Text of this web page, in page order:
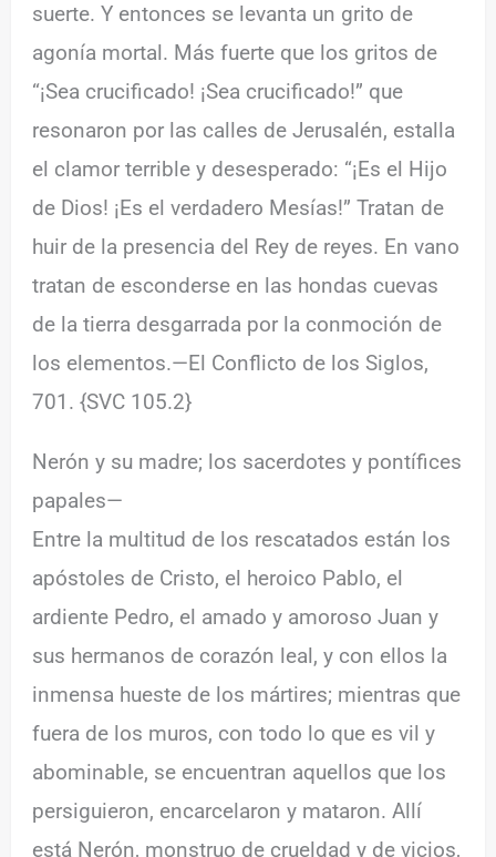
suerte. Y entonces se levanta un grito de
agonía mortal. Más fuerte que los gritos de
“¡Sea crucificado! ¡Sea crucificado!” que
resonaron por las calles de Jerusalén, estalla
el clamor terrible y desesperado: “¡Es el Hijo
de Dios! ¡Es el verdadero Mesías!” Tratan de
huir de la presencia del Rey de reyes. En vano
tratan de esconderse en las hondas cuevas
de la tierra desgarrada por la conmoción de
los elementos.—El Conflicto de los Siglos,
701. {SVC 105.2}
Nerón y su madre; los sacerdotes y pontífices
papales—
Entre la multitud de los rescatados están los
apóstoles de Cristo, el heroico Pablo, el
ardiente Pedro, el amado y amoroso Juan y
sus hermanos de corazón leal, y con ellos la
inmensa hueste de los mártires; mientras que
fuera de los muros, con todo lo que es vil y
abominable, se encuentran aquellos que los
persiguieron, encarcelaron y mataron. Allí
está Nerón, monstruo de crueldad y de vicios,